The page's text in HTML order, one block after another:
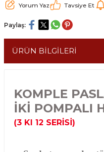
Yorum Yaz Tavsiye Et
Paylaş:
ÜRÜN BİLGİLERİ
KOMPLE
İKİ POMPALI
(3 KI 12 SERİSİ)